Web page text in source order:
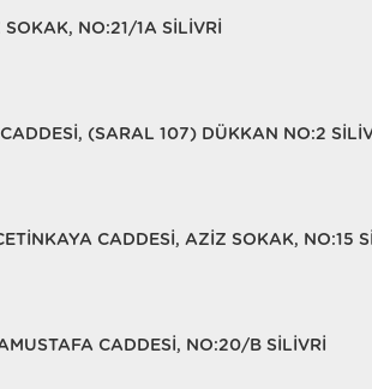
NO:21/1A SİLİVRİ
(SARAL 107) DÜKKAN NO:2
CADDESİ, AZİZ SOKAK, NO:15
CADDESİ, NO:20/B SİLİVRİ